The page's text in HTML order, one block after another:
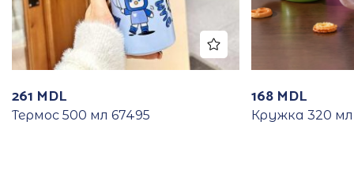
261 MDL
Термос 500 мл 67495
168 MDL
Кружка 320 мл